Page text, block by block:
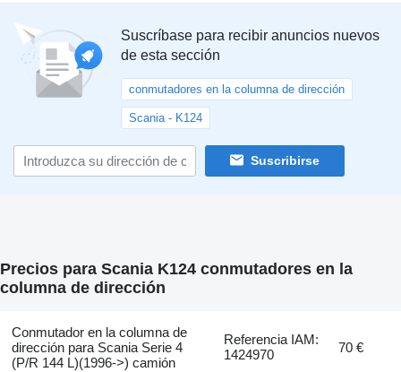
Suscríbase para recibir anuncios nuevos
de esta sección
conmutadores en la columna de dirección
Scania - K124
Suscribirse
Precios para Scania K124 conmutadores en la
columna de dirección
Conmutador en la columna de
dirección para Scania Serie 4
(P/R 144 L)(1996->) camión
Referencia IAM:
1424970
70 €